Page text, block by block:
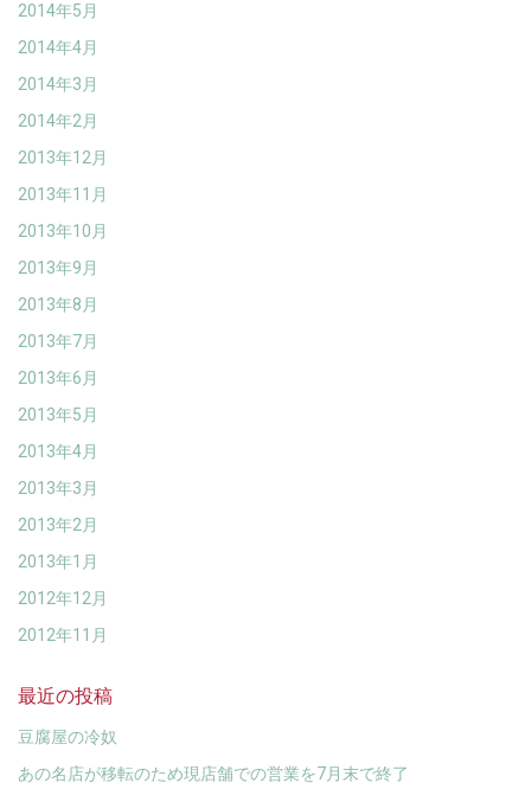
2014年5月
2014年4月
2014年3月
2014年2月
2013年12月
2013年11月
2013年10月
2013年9月
2013年8月
2013年7月
2013年6月
2013年5月
2013年4月
2013年3月
2013年2月
2013年1月
2012年12月
2012年11月
最近の投稿
豆腐屋の冷奴
あの名店が移転のため現店舗での営業を7月末で終了